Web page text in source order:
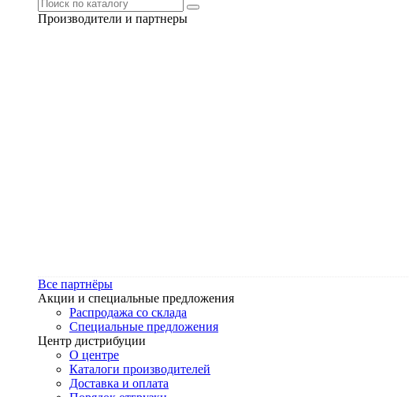
Производители и партнеры
Все партнёры
Акции и специальные предложения
Распродажа со склада
Специальные предложения
Центр дистрибуции
О центре
Каталоги производителей
Доставка и оплата